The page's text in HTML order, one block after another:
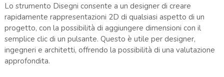
Lo strumento Disegni consente a un designer di creare
rapidamente rappresentazioni 2D di qualsiasi aspetto di un
progetto, con la possibilità di aggiungere dimensioni con il
semplice clic di un pulsante. Questo è utile per designer,
ingegneri e architetti, offrendo la possibilità di una valutazione
approfondita.